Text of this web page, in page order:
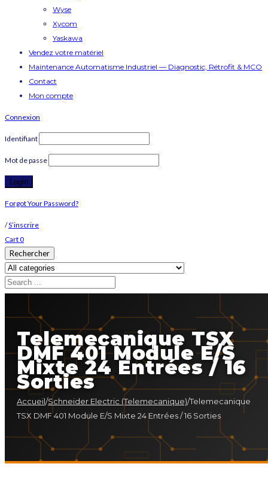
Wyse
Xycom
Yaskawa
Vendez votre matériel
Maintenance Automatisme Industriel — Diagnostic, Rétrofit & MCO
Contact
Mon compte
Connexion
Identifiant
Mot de passe
Forgot Your Password?
/S’inscrire
Cart0
Rechercher
Telemecanique TSX
DMF 401 Module E/S
Mixte 24 Entrées / 16
Sorties
Accueil/Schneider Electric (Telemecanique)/Telemecanique
TSX DMF 401 Module E/S Mixte 24 Entrées / 16 Sorties